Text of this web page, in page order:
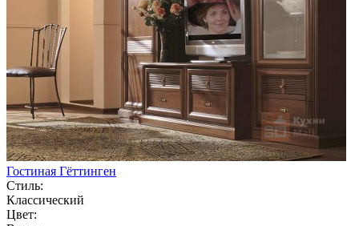
Гостиная Гёттинген
Стиль:
Классический
Цвет: